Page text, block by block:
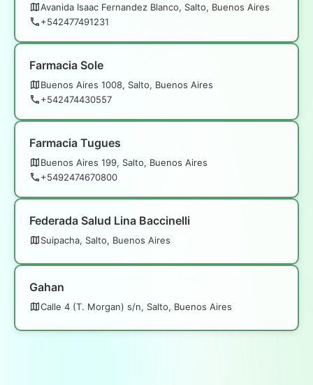
Avanida Isaac Fernandez Blanco, Salto, Buenos Aires
+542477491231
Farmacia Sole
Buenos Aires 1008, Salto, Buenos Aires
+542474430557
Farmacia Tugues
Buenos Aires 199, Salto, Buenos Aires
+5492474670800
Federada Salud Lina Baccinelli
Suipacha, Salto, Buenos Aires
Gahan
Calle 4 (T. Morgan) s/n, Salto, Buenos Aires